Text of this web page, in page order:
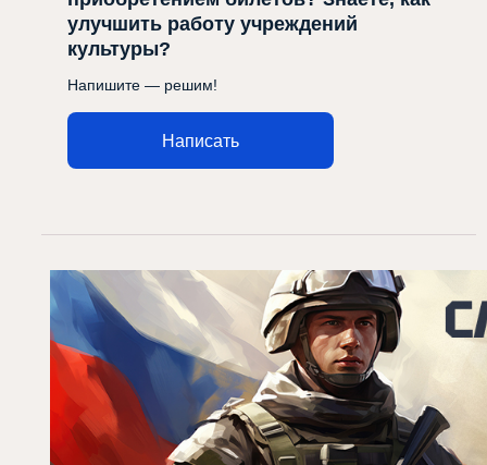
улучшить работу учреждений
культуры?
Напишите — решим!
Написать